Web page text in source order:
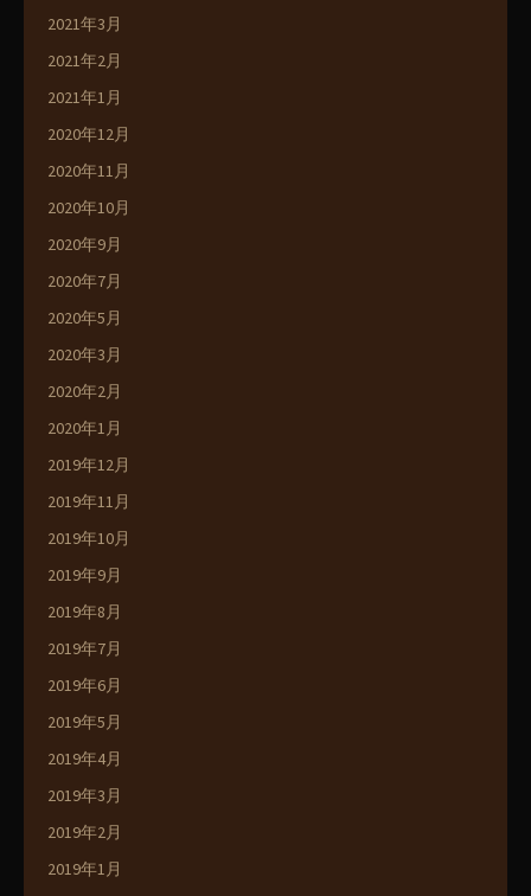
2021年3月
2021年2月
2021年1月
2020年12月
2020年11月
2020年10月
2020年9月
2020年7月
2020年5月
2020年3月
2020年2月
2020年1月
2019年12月
2019年11月
2019年10月
2019年9月
2019年8月
2019年7月
2019年6月
2019年5月
2019年4月
2019年3月
2019年2月
2019年1月